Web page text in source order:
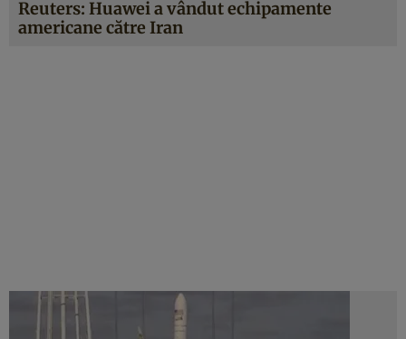
Reuters: Huawei a vândut echipamente
americane către Iran